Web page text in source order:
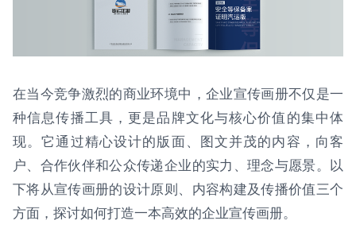
在当今竞争激烈的商业环境中，企业宣传画册不仅是一
种信息传播工具，更是品牌文化与核心价值的集中体
现。它通过精心设计的版面、图文并茂的内容，向客
户、合作伙伴和公众传递企业的实力、理念与愿景。以
下将从宣传画册的设计原则、内容构建及传播价值三个
方面，探讨如何打造一本高效的企业宣传画册。